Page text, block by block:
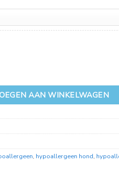
AAN WINKELWAGEN
, hypoallergeen hond,